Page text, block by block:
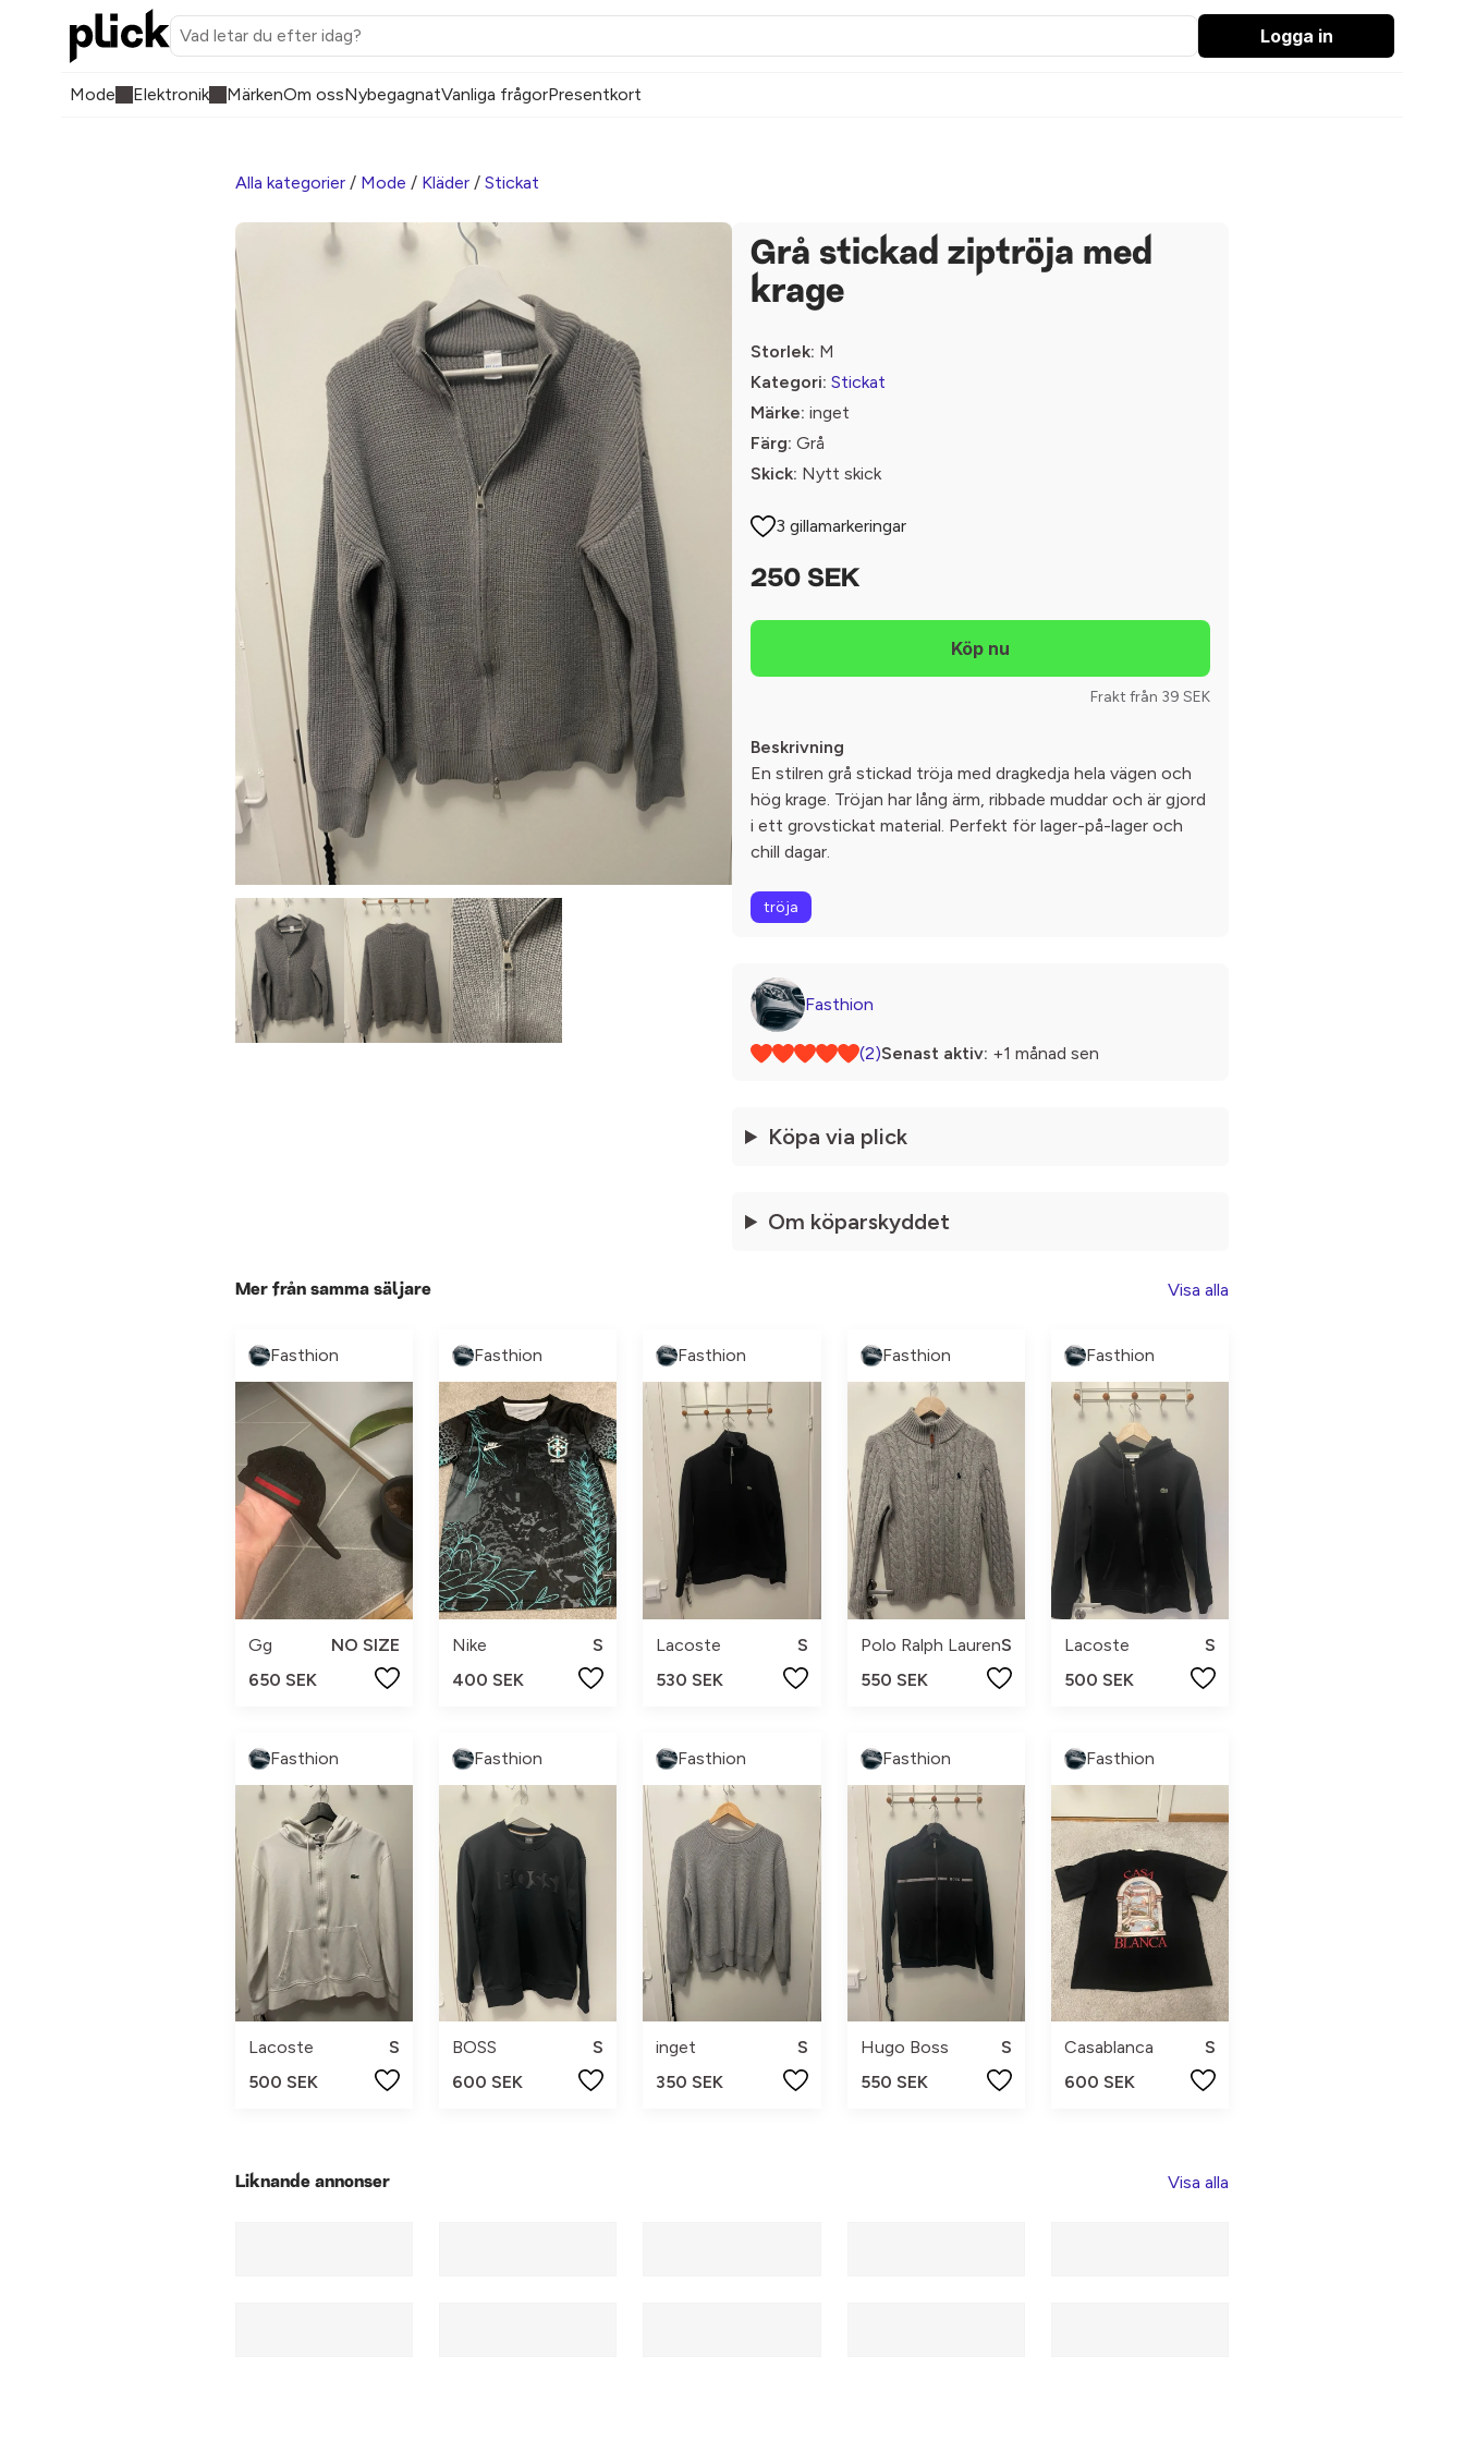
Logga in
Mode Elektronik MärkenOm ossNybegagnatVanliga frågorPresentkort
Alla kategorier / Mode / Kläder / Stickat
Grå stickad ziptröja med
krage
Storlek: M
Kategori: Stickat
Märke: inget
Färg: Grå
Skick: Nytt skick
3 gillamarkeringar
250 SEK
Frakt från 39 SEK
Beskrivning
En stilren grå stickad tröja med dragkedja hela vägen och
hög krage. Tröjan har lång ärm, ribbade muddar och är gjord
i ett grovstickat material. Perfekt för lager-på-lager och
chill dagar.
tröja
Fasthion
(2)Senast aktiv: +1 månad sen
Köpa via plick
Om köparskyddet
Mer från samma säljare Visa alla
Fasthion
Gg
NO SIZE
650 SEK
Fasthion
Nike
S
400 SEK
Fasthion
Lacoste
S
530 SEK
Fasthion
Polo Ralph LaurenS
550 SEK
Fasthion
Lacoste
S
500 SEK
Fasthion
Lacoste
S
500 SEK
Fasthion
BOSS
S
600 SEK
Fasthion
inget
S
350 SEK
Fasthion
Hugo Boss
S
550 SEK
Fasthion
Casablanca
S
600 SEK
Liknande annonser Visa alla